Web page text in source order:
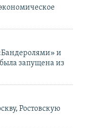
и
запущена из
Ростовскую